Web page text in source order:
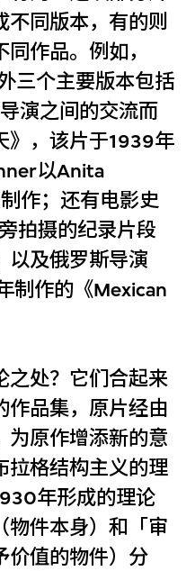
不同版本，有的则
作品。例如，
三个主要版本包括
演之间的交流而
》，该片于1939年
以Anita
作；还有电影史
拍摄的纪录片段
以及俄罗斯导演
制作的《Mexican
之处？它们合起来
作品集，原片经由
为原作增添新的意
拉格结构主义的理
年形成的理论
物件本身）和「审
价值的物件）分